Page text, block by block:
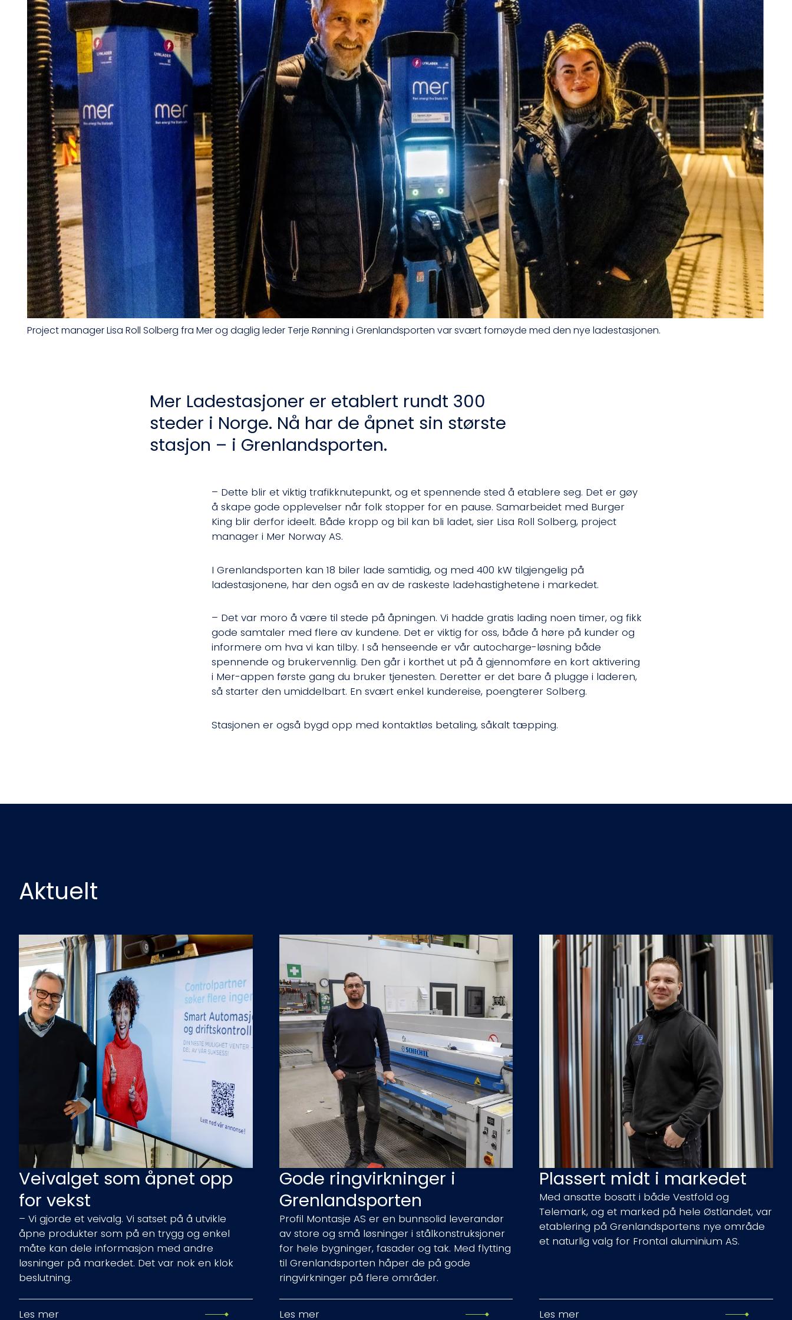
Project manager Lisa Roll Solberg fra Mer og daglig leder Terje Rønning i Grenlandsporten var svært fornøyde med den nye ladestasjonen.
Mer Ladestasjoner er etablert rundt 300
steder i Norge. Nå har de åpnet sin største
stasjon – i Grenlandsporten.
– Dette blir et viktig trafikknutepunkt, og et spennende sted å etablere seg. Det er gøy
å skape gode opplevelser når folk stopper for en pause. Samarbeidet med Burger
King blir derfor ideelt. Både kropp og bil kan bli ladet, sier Lisa Roll Solberg, project
manager i Mer Norway AS.
I Grenlandsporten kan 18 biler lade samtidig, og med 400 kW tilgjengelig på
ladestasjonene, har den også en av de raskeste ladehastighetene i markedet.
– Det var moro å være til stede på åpningen. Vi hadde gratis lading noen timer, og fikk
gode samtaler med flere av kundene. Det er viktig for oss, både å høre på kunder og
informere om hva vi kan tilby. I så henseende er vår autocharge-løsning både
spennende og brukervennlig. Den går i korthet ut på å gjennomføre en kort aktivering
i Mer-appen første gang du bruker tjenesten. Deretter er det bare å plugge i laderen,
så starter den umiddelbart. En svært enkel kundereise, poengterer Solberg.
Stasjonen er også bygd opp med kontaktløs betaling, såkalt tæpping.
Aktuelt
Veivalget som åpnet opp
for vekst
– Vi gjorde et veivalg. Vi satset på å utvikle
åpne produkter som på en trygg og enkel
måte kan dele informasjon med andre
løsninger på markedet. Det var nok en klok
beslutning.
Les mer
Gode ringvirkninger i
Grenlandsporten
Profil Montasje AS er en bunnsolid leverandør
av store og små løsninger i stålkonstruksjoner
for hele bygninger, fasader og tak. Med flytting
til Grenlandsporten håper de på gode
ringvirkninger på flere områder.
Les mer
Plassert midt i markedet
Med ansatte bosatt i både Vestfold og
Telemark, og et marked på hele Østlandet, var
etablering på Grenlandsportens nye område
et naturlig valg for Frontal aluminium AS.
Les mer